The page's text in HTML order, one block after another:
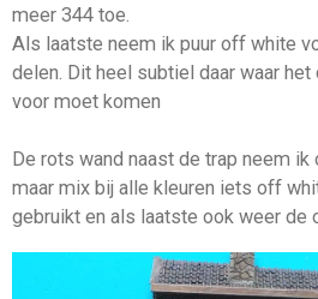
meer 344 toe.
Als laatste neem ik puur off white
delen. Dit heel subtiel daar waar
voor moet komen
De rots wand naast de trap neem
maar mix bij alle kleuren iets off
gebruikt en als laatste ook weer de